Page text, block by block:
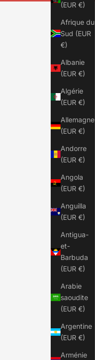
(EUR €)
Afrique du
Sud (EUR
€)
Albanie
(EUR €)
Algérie
(EUR €)
Allemagne
(EUR €)
Andorre
(EUR €)
Angola
(EUR €)
Anguilla
(EUR €)
Antigua-
et-
Barbuda
(EUR €)
Arabie
saoudite
(EUR €)
Argentine
(EUR €)
Arménie